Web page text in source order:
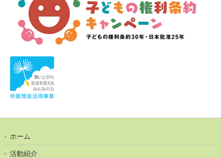
ホーム
活動紹介